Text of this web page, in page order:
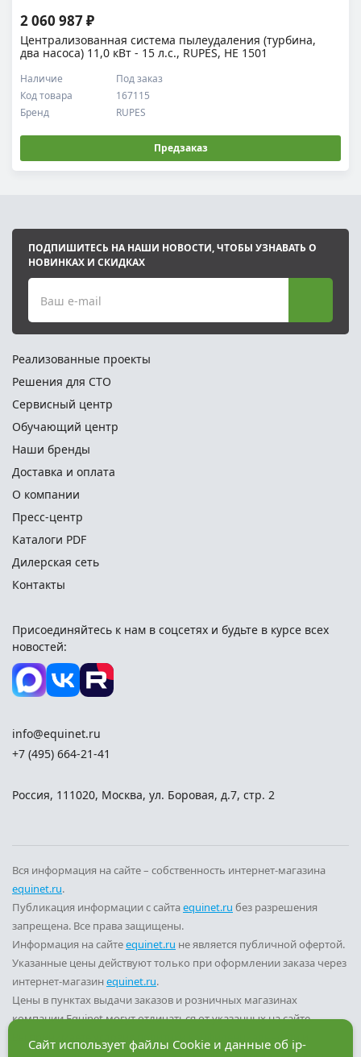
Централизованная система пылеудаления (турбина,
два насоса) 11,0 кВт - 15 л.с., RUPES, HE 1501
Код товара 167115
Наличие Под заказ
Бренд RUPES
2 060 987 ₽
Предзаказ
ПОДПИШИТЕСЬ НА НАШИ НОВОСТИ, ЧТОБЫ УЗНАВАТЬ О
НОВИНКАХ И СКИДКАХ
Ваш e-mail
Реализованные проекты
Решения для СТО
Сервисный центр
Обучающий центр
Наши бренды
Доставка и оплата
О компании
Пресс-центр
Каталоги PDF
Дилерская сеть
Контакты
Присоединяйтесь к нам в соцсетях и будьте в курсе всех
новостей:
info@equinet.ru
+7 (495) 664-21-41
Россия, 111020, Москва, ул. Боровая, д.7, стр. 2
Вся информация на сайте – собственность интернет-магазина
equinet.ru.
Публикация информации с сайтаequinet.ru без разрешения
запрещена. Все права защищены.
Информация на сайтеequinet.ru не является публичной офертой.
Указанные цены действуют только при оформлении заказа через
интернет-магазин equinet.ru.
Цены в пунктах выдачи заказов и розничных магазинах
компании Equinet могут отличаться от указанных на сайте.
Вы принимаете условия
политики конфиденциальности
Сайт использует файлы Cookie и данные об ip-